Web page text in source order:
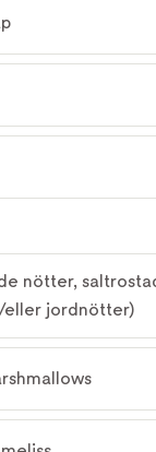
nötter,
eller jordnötter)